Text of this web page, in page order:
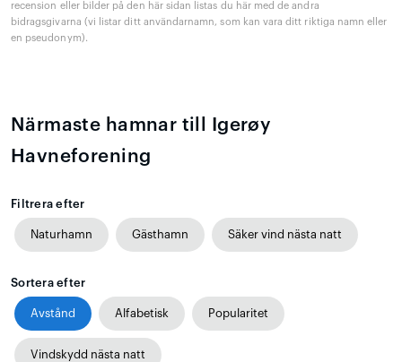
recension eller bilder på den här sidan listas du här med de andra
bidragsgivarna (vi listar ditt användarnamn, som kan vara ditt riktiga namn eller
en pseudonym).
Närmaste hamnar till Igerøy
Havneforening
Filtrera efter
Naturhamn Gästhamn Säker vind nästa natt
Sortera efter
Avstånd Alfabetisk Popularitet
Vindskydd nästa natt